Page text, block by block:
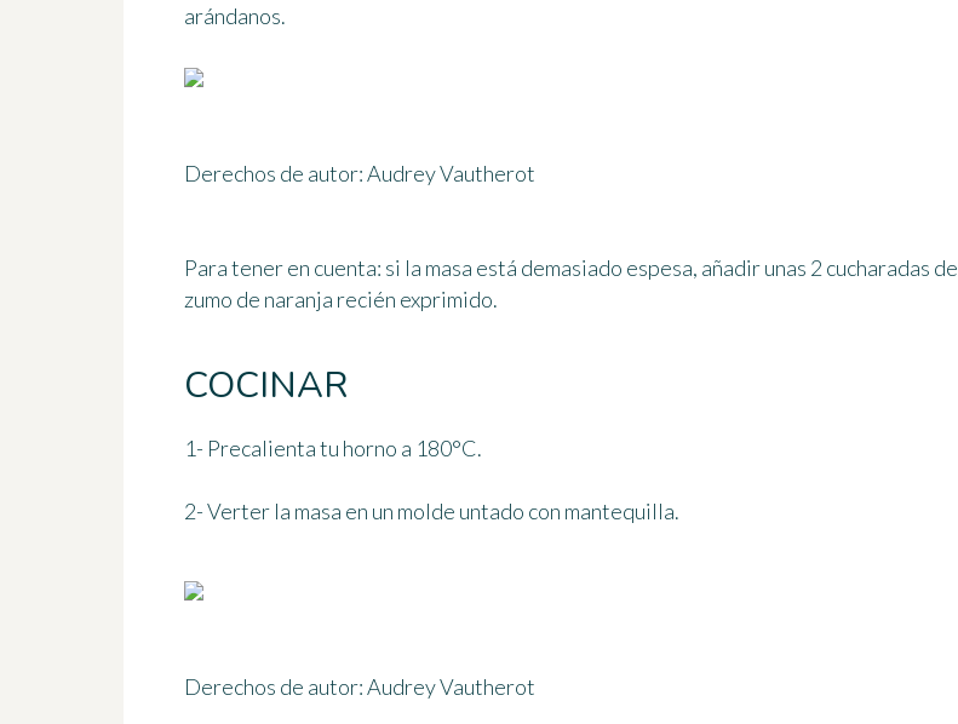
arándanos.
Derechos de autor: Audrey Vautherot
Para tener en cuenta: si la masa está demasiado espesa, añadir unas 2 cucharadas de
zumo de naranja recién exprimido.
COCINAR
1- Precalienta tu horno a 180°C.
2- Verter la masa en un molde untado con mantequilla.
Derechos de autor: Audrey Vautherot